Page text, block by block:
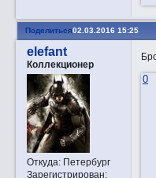
Поделиться02.03.2016 15:25
elefant
Коллекционер
Откуда:Петербург
Зарегистрирован:
0